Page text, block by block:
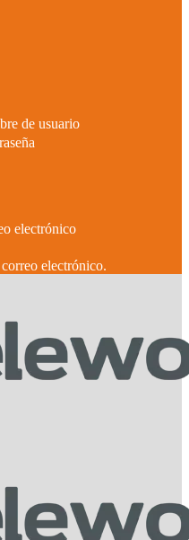
de usuario
electrónico
electrónico.